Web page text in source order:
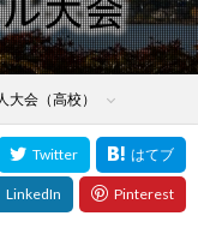
大会（高校）